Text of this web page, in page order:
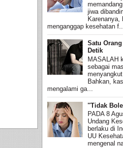
jiwa
Karenanya,
menganggap kesehatan f...
Satu
Detik
MASALAH
sebagai
Bahkan,
mengalami ga...
''Tidak
PADA 8
Undang
berlaku di
UU
mengenal